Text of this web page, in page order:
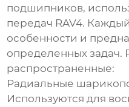
подшипников,
передач RAV4.
особенности и
определенных задач.
распространенные:
Радиальные
Используются для